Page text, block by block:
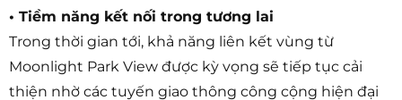
• Tiềm năng kết nối trong tương lai
Trong thời gian tới, khả năng liên kết vùng từ
Moonlight Park View được kỳ vọng sẽ tiếp tục cải
thiện nhờ các tuyến giao thông công cộng hiện đại